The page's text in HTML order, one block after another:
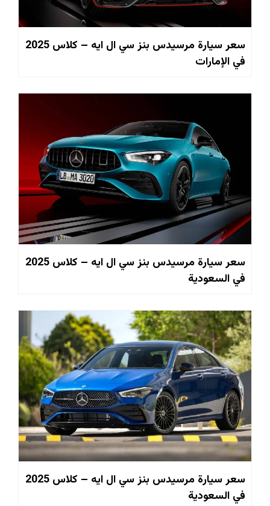
سعر سيارة مرسيدس بنز سي ال ايه – كلاس 2025
في الإمارات
سعر سيارة مرسيدس بنز سي ال ايه – كلاس 2025
في السعودية
سعر سيارة مرسيدس بنز سي ال ايه – كلاس 2025
في السعودية